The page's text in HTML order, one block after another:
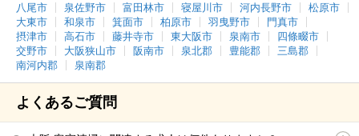
八尾市
泉佐野市 富田林市 寝屋川市 河内長野市
松原市
大東市
和泉市 箕面市 柏原市 羽曳野市
門真市
摂津市
高石市 藤井寺市 東大阪市 泉南市
四條畷市
交野市
大阪狭山市 阪南市 泉北郡 豊能郡
三島郡
南河内郡
泉南郡
よくあるご質問